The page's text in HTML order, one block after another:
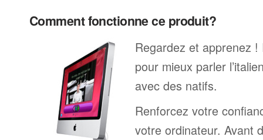
Comment fonctionne ce produit?
Regardez et apprenez
pour mieux parler
avec des natifs.
Renforcez votre
votre ordinateur. Avant